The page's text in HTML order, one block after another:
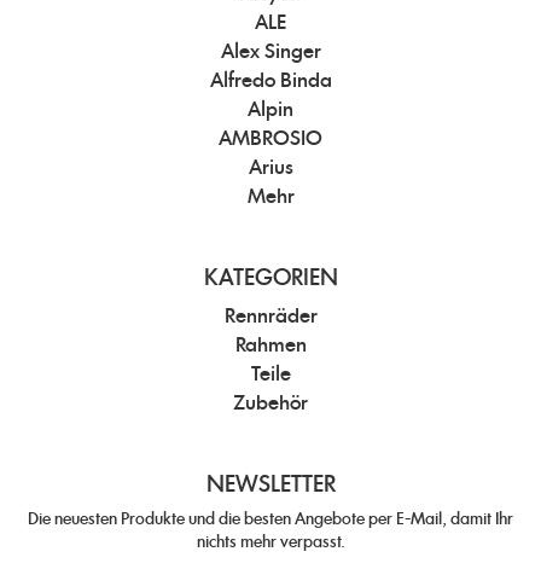
ALE
Alex Singer
Alfredo Binda
Alpin
AMBROSIO
Arius
Mehr
KATEGORIEN
Rennräder
Rahmen
Teile
Zubehör
NEWSLETTER
Die neuesten Produkte und die besten Angebote per E-Mail, damit Ihr
nichts mehr verpasst.